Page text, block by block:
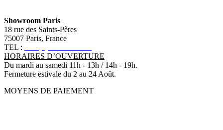
Showroom Paris
18 rue des Saints-Pères
75007 Paris, France
TEL :
HORAIRES D’OUVERTURE
Du mardi au samedi 11h - 13h / 14h - 19h.
Fermeture estivale du 2 au 24 Août.
MOYENS DE PAIEMENT